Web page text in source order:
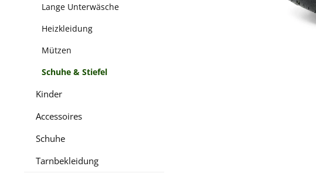
Lange Unterwäsche
Heizkleidung
Mützen
Schuhe & Stiefel
Kinder
Accessoires
Schuhe
Tarnbekleidung